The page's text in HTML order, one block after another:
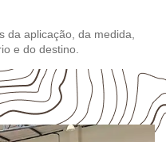
da aplicação, da medida,
e do destino.